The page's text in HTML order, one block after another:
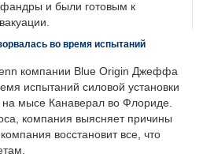
и были готовым к
во время испытаний
компании Blue Origin Джеффа
испытаний силовой установки
на мысе Канаверал во Флориде.
компания выясняет причины
восстановит все, что